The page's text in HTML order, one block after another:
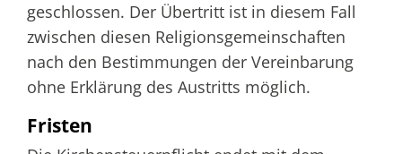
geschlossen. Der Übertritt ist in diesem Fall
zwischen diesen Religionsgemeinschaften
nach den Bestimmungen der Vereinbarung
ohne Erklärung des Austritts möglich.
Fristen